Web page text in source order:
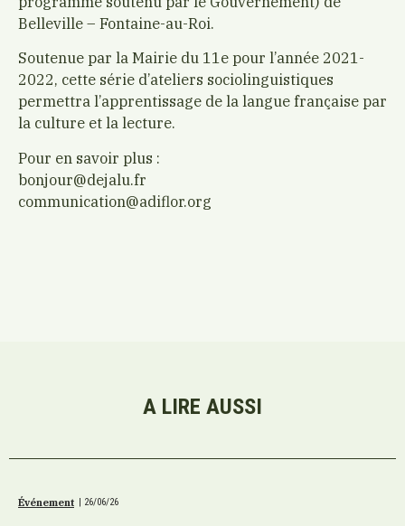
Belleville – Fontaine-au-Roi.
Soutenue par la Mairie du 11e pour l’année 2021-
2022, cette série d’ateliers sociolinguistiques
permettra l’apprentissage de la langue française par
la culture et la lecture.
Pour en savoir plus :
bonjour@dejalu.fr
communication@adiflor.org
A LIRE AUSSI
Événement | 26/06/26